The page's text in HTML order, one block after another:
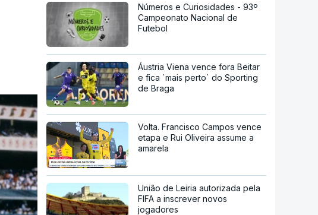
Números e Curiosidades - 93º
Campeonato Nacional de
Futebol
Áustria Viena vence fora Beitar
e fica `mais perto` do Sporting
de Braga
Volta. Francisco Campos vence
etapa e Rui Oliveira assume a
amarela
União de Leiria autorizada pela
FIFA a inscrever novos
jogadores